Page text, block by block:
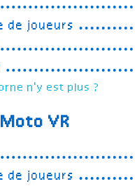
de joueurs
n'y est plus ?
VR
de joueurs